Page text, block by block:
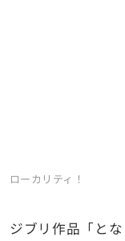
ローカリティ！
ジブリ作品「と